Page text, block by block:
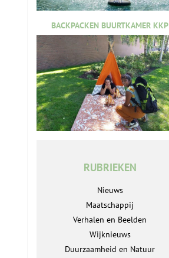
BACKPACKEN BUURTKAMER KKP
RUBRIEKEN
Nieuws
Maatschappij
Verhalen en Beelden
Wijknieuws
Duurzaamheid en Natuur